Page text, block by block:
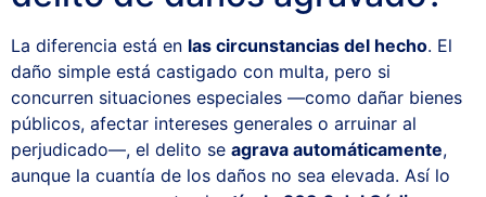
La diferencia está en las circunstancias del hecho. El
daño simple está castigado con multa, pero si
concurren situaciones especiales —como dañar bienes
públicos, afectar intereses generales o arruinar al
perjudicado—, el delito se agrava automáticamente,
aunque la cuantía de los daños no sea elevada. Así lo